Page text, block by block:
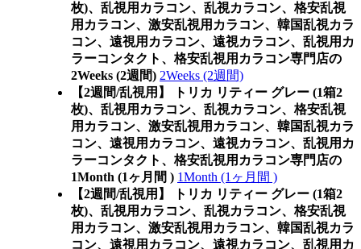
枚)、乱視用カラコン、乱視カラコン、格安乱視
用カラコン、激安乱視用カラコン、韓国乱視カラ
コン、遠視用カラコン、遠視カラコン、乱視用カ
ラーコンタクト、格安乱視用カラコン専門店の
2Weeks (2週間) 2Weeks (2週間)
【2週間/乱視用】 トリカ リティー グレー (1箱2
枚)、乱視用カラコン、乱視カラコン、格安乱視
用カラコン、激安乱視用カラコン、韓国乱視カラ
コン、遠視用カラコン、遠視カラコン、乱視用カ
ラーコンタクト、格安乱視用カラコン専門店の
1Month (1ヶ月間 ) 1Month (1ヶ月間 )
【2週間/乱視用】 トリカ リティー グレー (1箱2
枚)、乱視用カラコン、乱視カラコン、格安乱視
用カラコン、激安乱視用カラコン、韓国乱視カラ
コン、遠視用カラコン、遠視カラコン、乱視用カ